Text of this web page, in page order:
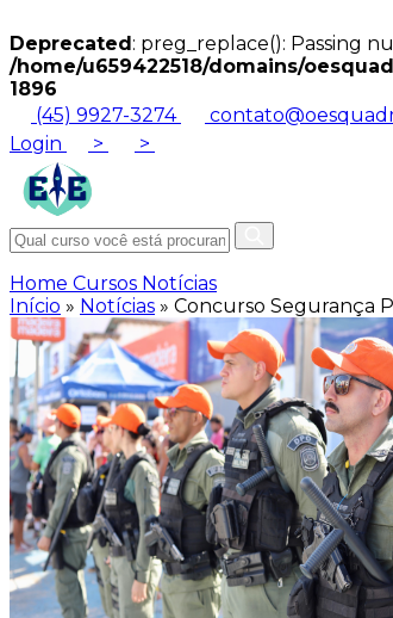
Deprecated: preg_replace(): Passing
/home/u659422518/domains/
1896
(45) 9927-3274
Login
> >
Home Cursos Notícias
Início » Notícias » Concurso Segurança